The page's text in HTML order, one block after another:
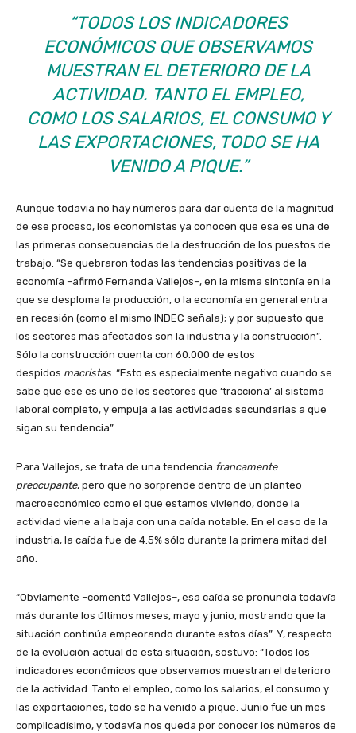
“TODOS LOS INDICADORES
ECONÓMICOS QUE OBSERVAMOS
MUESTRAN EL DETERIORO DE LA
ACTIVIDAD. TANTO EL EMPLEO,
COMO LOS SALARIOS, EL CONSUMO Y
LAS EXPORTACIONES, TODO SE HA
VENIDO A PIQUE.”
Aunque todavía no hay números para dar cuenta de la magnitud
de ese proceso, los economistas ya conocen que esa es una de
las primeras consecuencias de la destrucción de los puestos de
trabajo. “Se quebraron todas las tendencias positivas de la
economía –afirmó Fernanda Vallejos–, en la misma sintonía en la
que se desploma la producción, o la economía en general entra
en recesión (como el mismo INDEC señala); y por supuesto que
los sectores más afectados son la industria y la construcción”.
Sólo la construcción cuenta con 60.000 de estos
despidos macristas. “Esto es especialmente negativo cuando se
sabe que ese es uno de los sectores que ‘tracciona’ al sistema
laboral completo, y empuja a las actividades secundarias a que
sigan su tendencia”.
Para Vallejos, se trata de una tendencia francamente
preocupante, pero que no sorprende dentro de un planteo
macroeconómico como el que estamos viviendo, donde la
actividad viene a la baja con una caída notable. En el caso de la
industria, la caída fue de 4.5% sólo durante la primera mitad del
año.
“Obviamente –comentó Vallejos–, esa caída se pronuncia todavía
más durante los últimos meses, mayo y junio, mostrando que la
situación continúa empeorando durante estos días”. Y, respecto
de la evolución actual de esta situación, sostuvo: “Todos los
indicadores económicos que observamos muestran el deterioro
de la actividad. Tanto el empleo, como los salarios, el consumo y
las exportaciones, todo se ha venido a pique. Junio fue un mes
complicadísimo, y todavía nos queda por conocer los números de